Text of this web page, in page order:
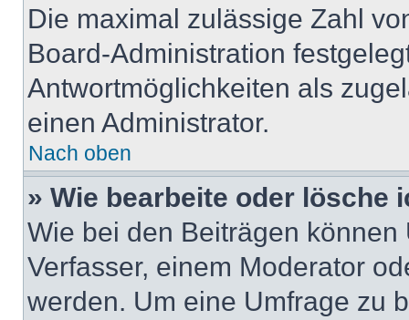
Die maximal zulässige Zahl
Board-Administration
Antwortmöglichkeiten als
einen Administrator.
Nach oben
» Wie bearbeite oder lösche
Wie bei den Beiträgen
Verfasser, einem Moderator
werden. Um eine Umfrage zu